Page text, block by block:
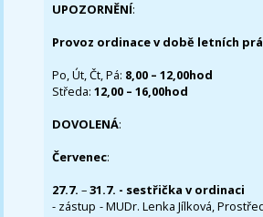
UPOZORNĚNÍ:
Provoz ordinace v době letních
Po, Út, Čt, Pá: 8,00 – 12,00hod
Středa:12,00 – 16,00hod
DOVOLENÁ:
Červenec:
27.7.–31.7. - sestřička v ordinaci
- zástup - MUDr. Lenka Jílková,